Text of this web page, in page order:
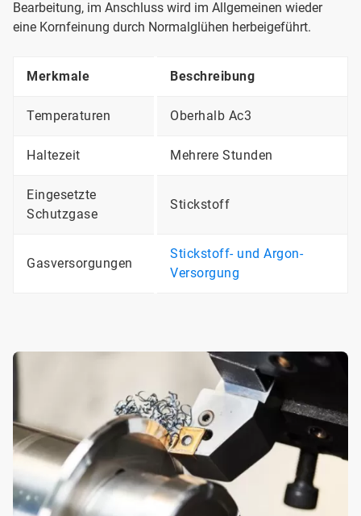
Bearbeitung, im Anschluss wird im Allgemeinen wieder
eine Kornfeinung durch Normalglühen herbeigeführt.
Merkmale Beschreibung
Temperaturen Oberhalb Ac3
Haltezeit Mehrere Stunden
Eingesetzte
Schutzgase
Stickstoff
Gasversorgungen
Stickstoff- und Argon-
Versorgung